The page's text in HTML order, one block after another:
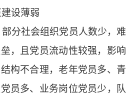
建设薄弱
分社会组织党员人数少，难
，且党员流动性较强，影响
构不合理，老年党员多、青
员多、业务岗位党员少，队